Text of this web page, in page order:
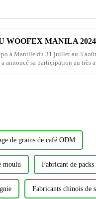
WOOFEX MANILA 2024
à Manille du 31 juillet au 3
annoncé sa participation au très
de grains de café ODM
moulu Fabricant de
Fabricants chinois de